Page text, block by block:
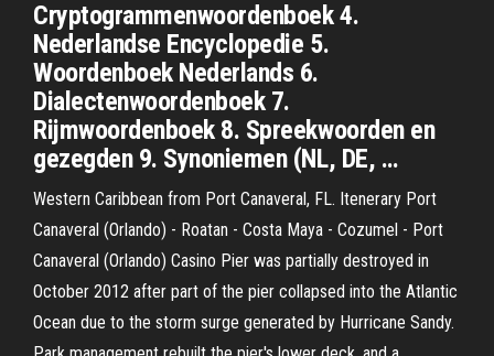
Cryptogrammenwoordenboek 4.
Nederlandse Encyclopedie 5.
Woordenboek Nederlands 6.
Dialectenwoordenboek 7.
Rijmwoordenboek 8. Spreekwoorden en
gezegden 9. Synoniemen (NL, DE, …
Western Caribbean from Port Canaveral, FL. Itenerary Port
Canaveral (Orlando) - Roatan - Costa Maya - Cozumel - Port
Canaveral (Orlando) Casino Pier was partially destroyed in
October 2012 after part of the pier collapsed into the Atlantic
Ocean due to the storm surge generated by Hurricane Sandy.